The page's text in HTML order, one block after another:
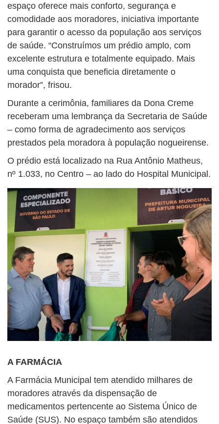
espaço oferece mais conforto, segurança e
comodidade aos moradores, iniciativa importante
para garantir o acesso da população aos serviços
de saúde. “Construímos um prédio amplo, com
excelente estrutura e totalmente equipado. Mais
uma conquista que beneficia diretamente o
morador”, frisou.
Durante a cerimônia, familiares da Dona Creme
receberam uma lembrança da Secretaria de Saúde
– como forma de agradecimento aos serviços
prestados pela moradora à população nogueirense.
O prédio está localizado na Rua Antônio Matheus,
nº 1.033, no Centro – ao lado do Hospital Municipal.
A FARMÁCIA
A Farmácia Municipal tem atendido milhares de
moradores através da dispensação de
medicamentos pertencente ao Sistema Único de
Saúde (SUS). No espaço também são atendidos